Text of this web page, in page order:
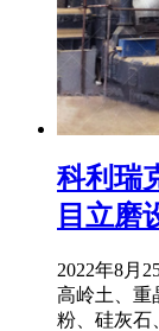
科利瑞
目立磨
2022年8月
高岭土、重
粉、硅灰石